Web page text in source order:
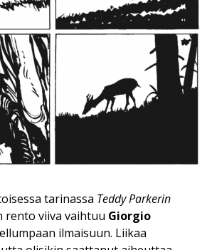
tarinassa Teddy Parkerin
rento viiva vaihtuu Giorgio
ilmaisuun. Liikaa